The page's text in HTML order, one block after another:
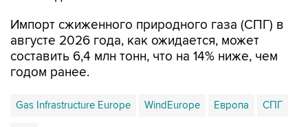
Импорт сжиженного природного газа (СПГ) в
августе 2026 года, как ожидается, может
составить 6,4 млн тонн, что на 14% ниже, чем
годом ранее.
Gas Infrastructure Europe WindEurope Европа СПГ